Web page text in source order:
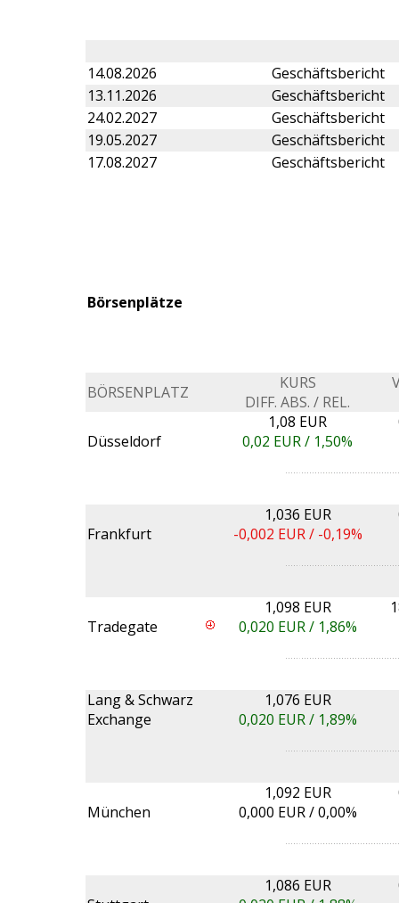
14.08.2026
Geschäftsbericht
13.11.2026
Geschäftsbericht
24.02.2027
Geschäftsbericht
19.05.2027
Geschäftsbericht
17.08.2027
Geschäftsbericht
Börsenplätze
BÖRSENPLATZ
KURS
DIFF. ABS. / REL.
Düsseldorf
1,08 EUR
0,02 EUR / 1,50%
Frankfurt
1,036 EUR
-0,002 EUR / -0,19%
Tradegate
1,098 EUR
0,020 EUR / 1,86%
Lang & Schwarz
Exchange
1,076 EUR
0,020 EUR / 1,89%
München
1,092 EUR
0,000 EUR /0,00%
1,086 EUR